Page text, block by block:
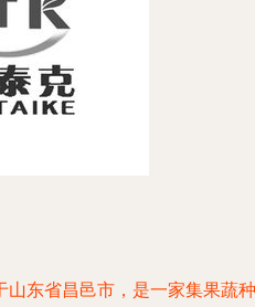
东省昌邑市，是一家集果蔬种